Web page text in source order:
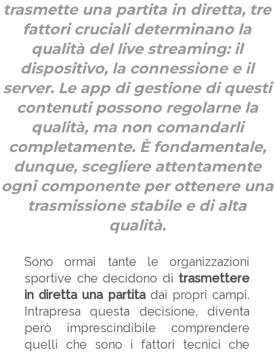
trasmette una partita in diretta, tre
fattori cruciali determinano la
qualità del live streaming: il
dispositivo, la connessione e il
server. Le app di gestione di questi
contenuti possono regolarne la
qualità, ma non comandarli
completamente. È fondamentale,
dunque, scegliere attentamente
ogni componente per ottenere una
trasmissione stabile e di alta
qualità.
Sono ormai tante le organizzazioni
sportive che decidono di trasmettere
in diretta una partitadai propri campi.
Intrapresa questa decisione, diventa
però imprescindibile comprendere
quelli che sono i fattori tecnici che